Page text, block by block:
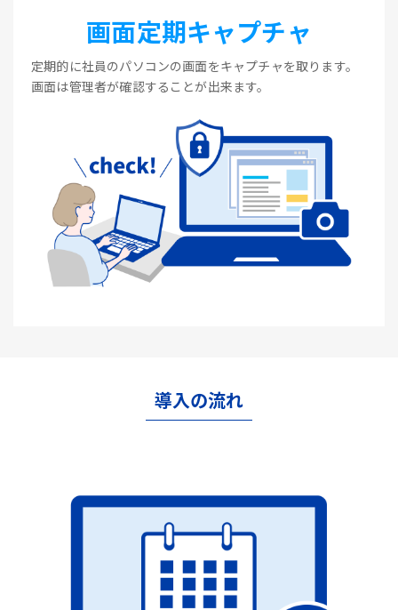
画面定期キャプチャ
定期的に社員のパソコンの画面をキャプチャを取ります。
画面は管理者が確認することが出来ます。
導入の流れ